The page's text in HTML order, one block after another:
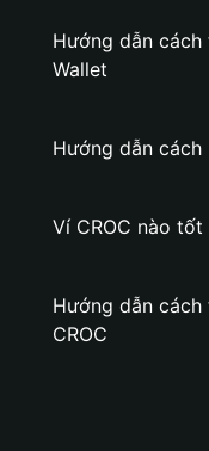
Hướng dẫn cách
Wallet
Hướng dẫn cách
Ví CROC nào tốt
Hướng dẫn
CROC